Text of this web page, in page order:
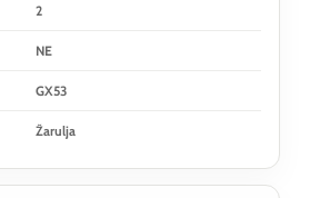
2
NE
GX53
Žarulja